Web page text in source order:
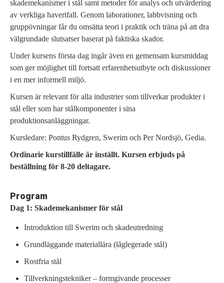
skademekanismer i stål samt metoder för analys och utvärdering
av verkliga haverifall. Genom laborationer, labbvisning och
gruppövningar får du omsätta teori i praktik och träna på att dra
välgrundade slutsatser baserat på faktiska skador.
Under kursens första dag ingår även en gemensam kursmiddag
som ger möjlighet till fortsatt erfarenhetsutbyte och diskussioner
i en mer informell miljö.
Kursen är relevant för alla industrier som tillverkar produkter i
stål eller som har stålkomponenter i sina
produktionsanläggningar.
Kursledare: Pontus Rydgren, Swerim och Per Nordsjö, Gedia.
Ordinarie kurstillfälle är inställt. Kursen erbjuds på
beställning för 8-20 deltagare.
Program
Dag 1: Skademekanismer för stål
Introduktion till Swerim och skadeutredning
Grundläggande materiallära (låglegerade stål)
Rostfria stål
Tillverkningstekniker – formgivande processer